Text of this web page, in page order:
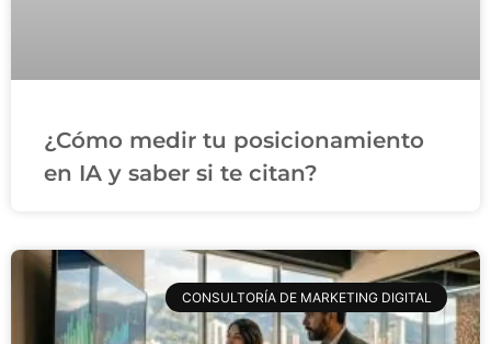
¿Cómo medir tu posicionamiento
en IA y saber si te citan?
CONSULTORÍA DE MARKETING DIGITAL